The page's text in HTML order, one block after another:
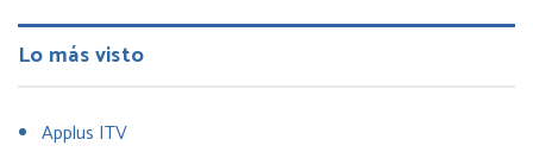
Lo más visto
Applus ITV